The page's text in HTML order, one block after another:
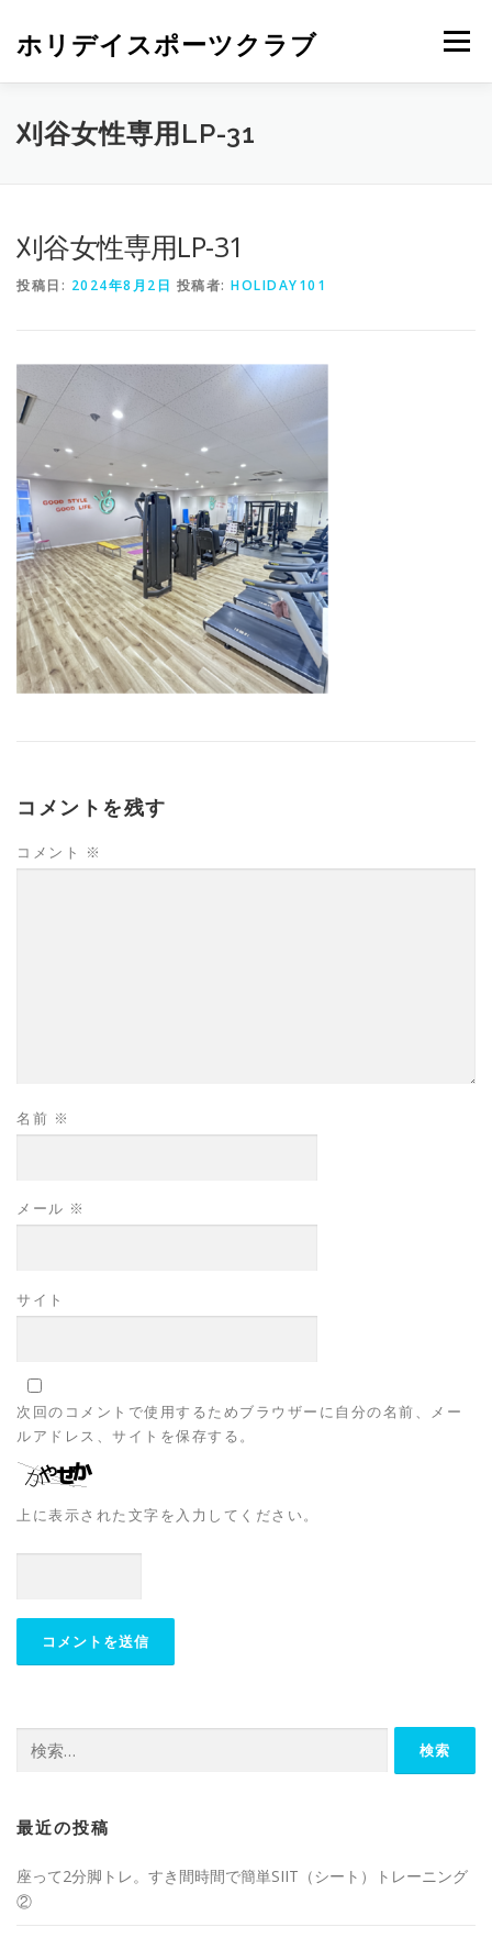
ホリデイスポーツクラブ メニュー
刈谷女性専用LP-31
刈谷女性専用LP-31
投稿日: 2024年8月2日 投稿者: HOLIDAY101
コメントを残す
コメント ※
名前 ※
メール ※
サイト
次回のコメントで使用するためブラウザーに自分の名前、メー
ルアドレス、サイトを保存する。
上に表示された文字を入力してください。
最近の投稿
座って2分脚トレ。すき間時間で簡単SIIT（シート）トレーニング
②